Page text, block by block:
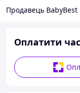
Продавець BabyBest
Оплатити